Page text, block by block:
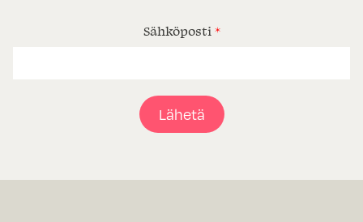
Sähköposti *
Lähetä